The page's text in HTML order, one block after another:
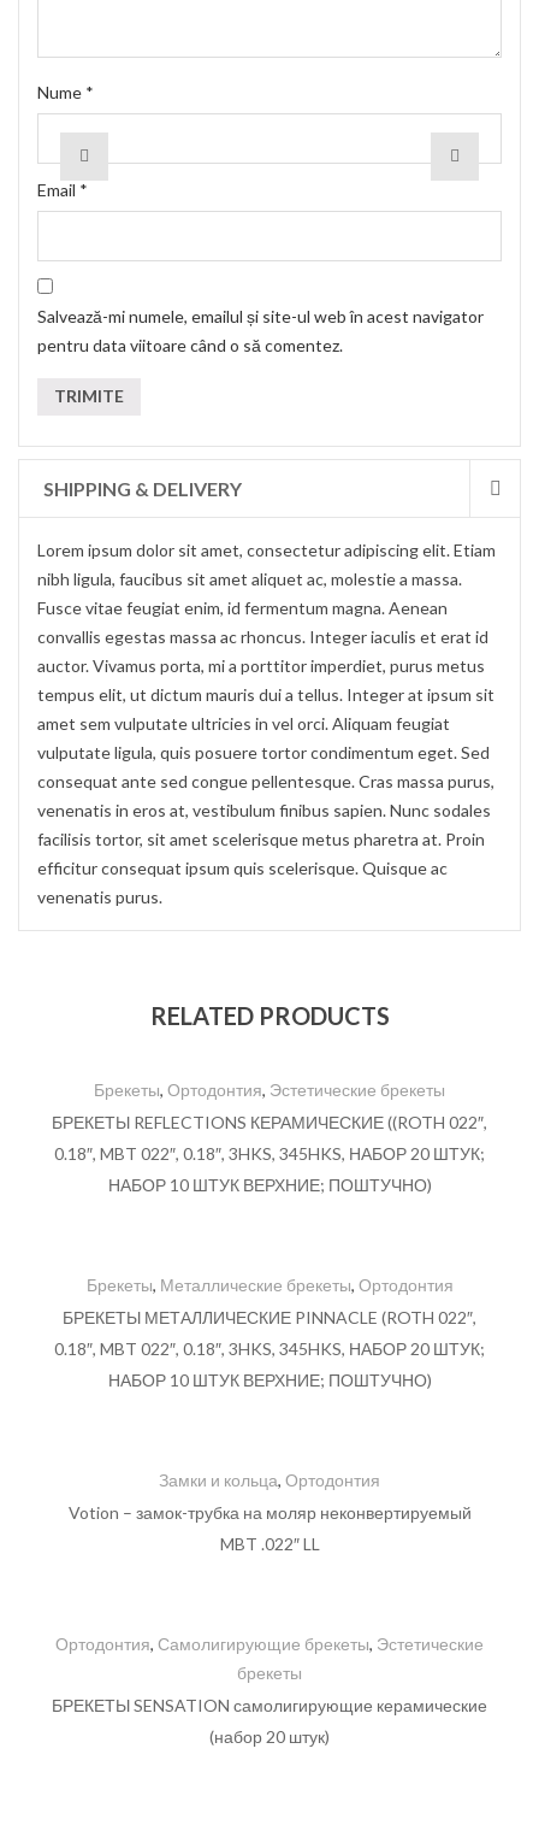
Nume *
Email *
Salvează-mi numele, emailul și site-ul web în acest navigator
pentru data viitoare când o să comentez.
SHIPPING & DELIVERY
Lorem ipsum dolor sit amet, consectetur adipiscing elit. Etiam
nibh ligula, faucibus sit amet aliquet ac, molestie a massa.
Fusce vitae feugiat enim, id fermentum magna. Aenean
convallis egestas massa ac rhoncus. Integer iaculis et erat id
auctor. Vivamus porta, mi a porttitor imperdiet, purus metus
tempus elit, ut dictum mauris dui a tellus. Integer at ipsum sit
amet sem vulputate ultricies in vel orci. Aliquam feugiat
vulputate ligula, quis posuere tortor condimentum eget. Sed
consequat ante sed congue pellentesque. Cras massa purus,
venenatis in eros at, vestibulum finibus sapien. Nunc sodales
facilisis tortor, sit amet scelerisque metus pharetra at. Proin
efficitur consequat ipsum quis scelerisque. Quisque ac
venenatis purus.
RELATED PRODUCTS
Брекеты, Ортодонтия, Эстетические брекеты
БРЕКЕТЫ REFLECTIONS КЕРАМИЧЕСКИЕ ((ROTH 022″,
0.18″, MBT 022″, 0.18″, 3HKS, 345HKS, НАБОР 20 ШТУК;
НАБОР 10 ШТУК ВЕРХНИЕ; ПОШТУЧНО)
Брекеты, Металлические брекеты, Ортодонтия
БРЕКЕТЫ МЕТАЛЛИЧЕСКИЕ PINNACLE (ROTH 022″,
0.18″, MBT 022″, 0.18″, 3HKS, 345HKS, НАБОР 20 ШТУК;
НАБОР 10 ШТУК ВЕРХНИЕ; ПОШТУЧНО)
Замки и кольца, Ортодонтия
Votion – замок-трубка на моляр неконвертируемый
MBT .022″ LL
Ортодонтия, Самолигирующие брекеты, Эстетические
брекеты
БРЕКЕТЫ SENSATION самолигирующие керамические
(набор 20 штук)